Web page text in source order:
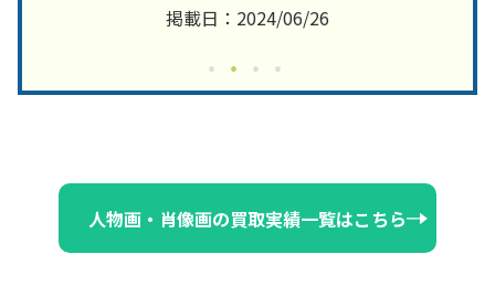
掲載日：2024/06/26
人物画・肖像画の買取実績一覧はこちら